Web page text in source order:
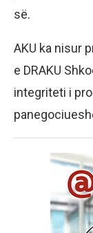
së.
​AKU ka nisur
e DRAKU
integriteti i